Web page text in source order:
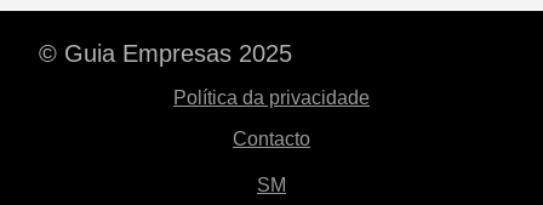
© Guia Empresas 2025
Política da privacidade
Contacto
SM